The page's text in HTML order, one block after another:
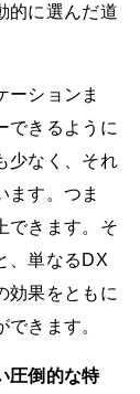
的に選んだ道
ーションま
できるように
少なく、それ
ます。つま
できます。そ
、単なるDX
効果をともに
きます。
圧倒的な特